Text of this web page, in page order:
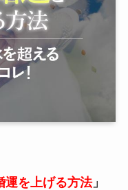
運を上げる方法」